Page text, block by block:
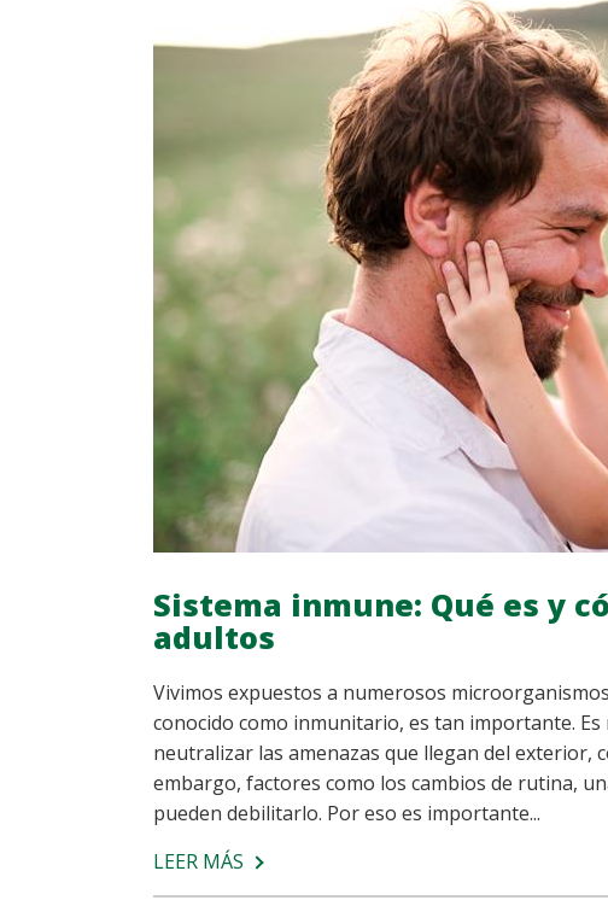
PARA
FORTALECER
INMUNOLÓGICO
NIÑOS
Sistema inmune: Qué es y
adultos
Vivimos expuestos a numerosos
conocido como inmunitario, es tan importante.
neutralizar las amenazas que llegan del exterior,
embargo, factores como los cambios de rutina,
pueden debilitarlo. Por eso es importante...
LEER MÁS SOBRE
SISTEMA